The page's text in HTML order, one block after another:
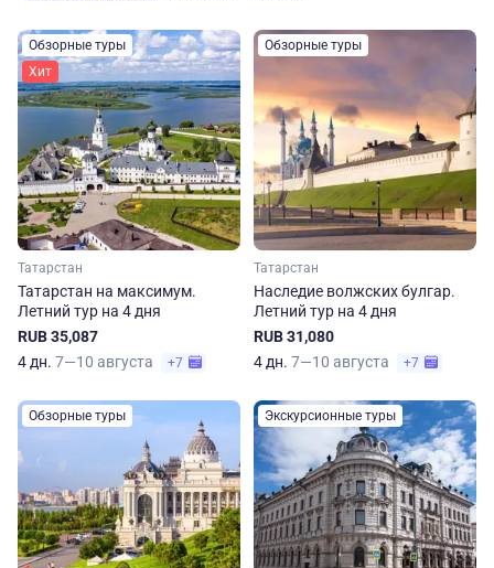
Обзорные туры
Хит
Татарстан
Татарстан на максимум.
Летний тур на 4 дня
RUB 35,087
4 дн. 7—10 августа +7
Обзорные туры
Татарстан
Наследие волжских булгар.
Летний тур на 4 дня
RUB 31,080
4 дн. 7—10 августа +7
Обзорные туры Экскурсионные туры